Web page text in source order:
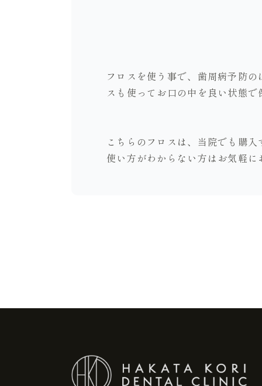
フロスを使う事で、歯周病予防
スも使ってお口の中を良い状態
こちらのフロスは、当院でも購
使い方がわからない方はお気軽